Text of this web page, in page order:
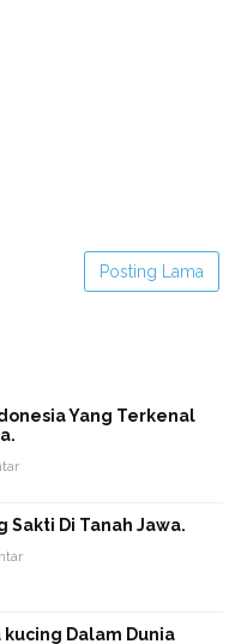
Posting Lama
Yang Terkenal
Sakti Di Tanah Jawa.
Dalam Dunia